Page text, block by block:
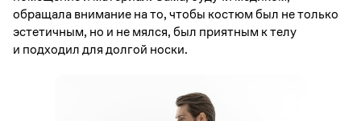
обращала внимание на то, чтобы костюм был не только
эстетичным, но и не мялся, был приятным к телу
и подходил для долгой носки.